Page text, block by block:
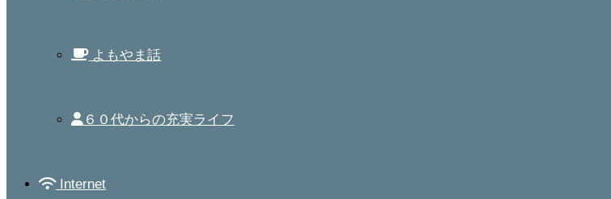
よもやま話
６０代からの充実ライフ
Internet